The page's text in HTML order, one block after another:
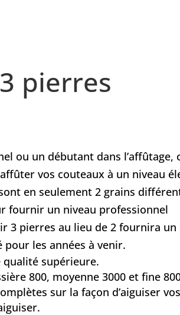
pierres
ou un débutant dans l’affûtage,
vos couteaux à un niveau
en seulement 2 grains
fournir un niveau professionnel
3 pierres au lieu de 2 fournira un
pour les années à venir.
qualité supérieure.
800, moyenne 3000 et fine
sur la façon d’aiguiser vos